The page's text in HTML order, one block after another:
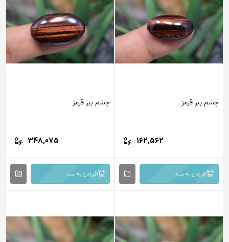
چشم ببر قرمز
162,562
افزودن به سبد
چشم ببر قرمز
348,075
افزودن به سبد